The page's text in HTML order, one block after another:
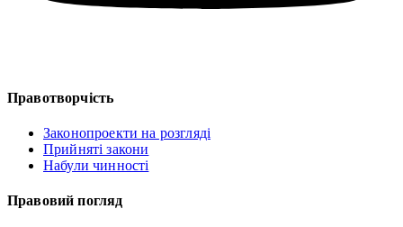
Правотворчість
Законопроекти на розгляді
Прийняті закони
Набули чинності
Правовий погляд